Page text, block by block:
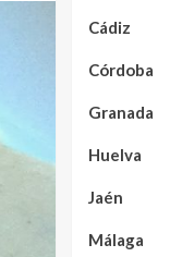
Cádiz
Córdoba
Granada
Huelva
Jaén
Málaga